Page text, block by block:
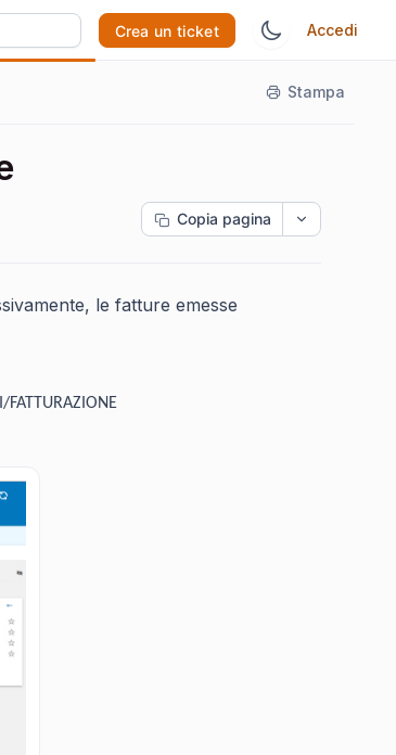
Crea un ticket Accedi
Stampa
Copia pagina
le fatture emesse